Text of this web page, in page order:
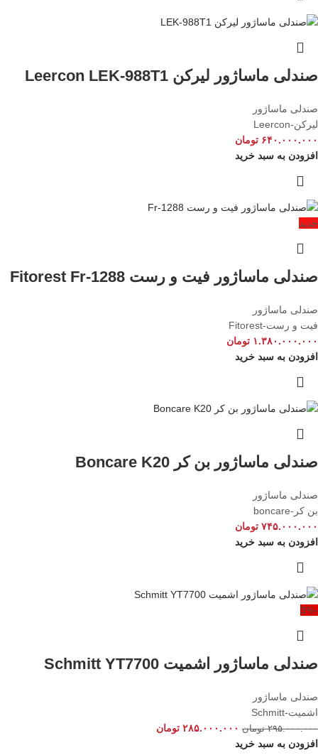
صندلی ماساژور لیرکن Leercon LEK-988T1
صندلی ماساژور
لیرکن-Leercon
۶۴۰.۰۰۰.۰۰۰ تومان
افزودن به سبد خرید
جدید
صندلی ماساژور فیت و رست Fitorest Fr-1288
صندلی ماساژور
فیت و رست-Fitorest
۱.۳۸۰.۰۰۰.۰۰۰ تومان
افزودن به سبد خرید
صندلی ماساژور بن کر Boncare K20
صندلی ماساژور
بن کر-boncare
۷۴۵.۰۰۰.۰۰۰ تومان
افزودن به سبد خرید
-3%
صندلی ماساژور اشمیت Schmitt YT7700
صندلی ماساژور
اشمیت-Schmitt
۲۹۵.۰۰۰.۰۰۰ تومان ۲۸۵.۰۰۰.۰۰۰ تومان
افزودن به سبد خرید